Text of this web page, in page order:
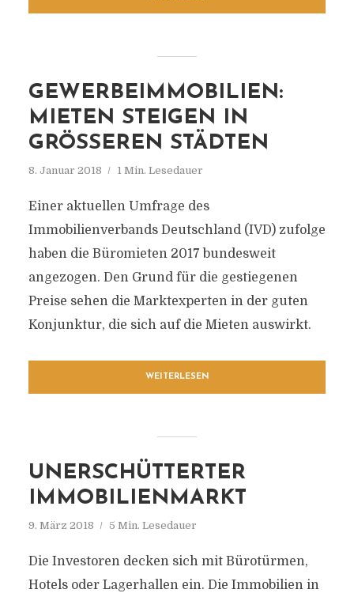
GEWERBEIMMOBILIEN:
MIETEN STEIGEN IN
GRÖSSEREN STÄDTEN
8. Januar 2018 1 Min. Lesedauer
Einer aktuellen Umfrage des
Immobilienverbands Deutschland (IVD) zufolge
haben die Büromieten 2017 bundesweit
angezogen. Den Grund für die gestiegenen
Preise sehen die Marktexperten in der guten
Konjunktur, die sich auf die Mieten auswirkt.
WEITERLESEN
UNERSCHÜTTERTER
IMMOBILIENMARKT
9. März 2018 5 Min. Lesedauer
Die Investoren decken sich mit Bürotürmen,
Hotels oder Lagerhallen ein. Die Immobilien in